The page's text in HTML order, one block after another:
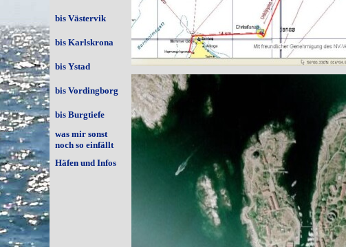
bis Västervik
bis Karlskrona
bis Ystad
bis Vordingborg
bis Burgtiefe
was mir sonst
noch so einfällt
Häfen und Infos